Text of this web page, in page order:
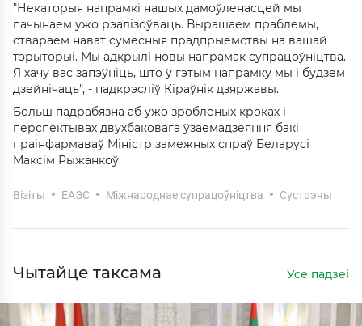
"Некаторыя напрамкі нашых дамоўленасцей мы
пачынаем ужо рэалізоўваць. Вырашаем праблемы,
ствараем нават сумесныя прадпрыемствы на вашай
тэрыторыі. Мы адкрылі новы напрамак супрацоўніцтва.
Я хачу вас запэўніць, што ў гэтым напрамку мы і будзем
дзейнічаць", - падкрэсліў Кіраўнік дзяржавы.
Больш падрабязна аб ужо зробленых кроках і
перспектывах двухбаковага ўзаемадзеяння бакі
праінфармаваў Міністр замежных спраў Беларусі
Максім Рыжанкоў.
Візіты ЕАЭС Міжнароднае супрацоўніцтва Сустрэчы
Чытайце таксама Усе падзеі